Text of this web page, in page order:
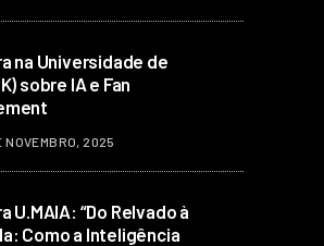
na Universidade de
sobre IA e Fan
NOVEMBRO, 2025
U.MAIA: “Do Relvado à
Como a Inteligência